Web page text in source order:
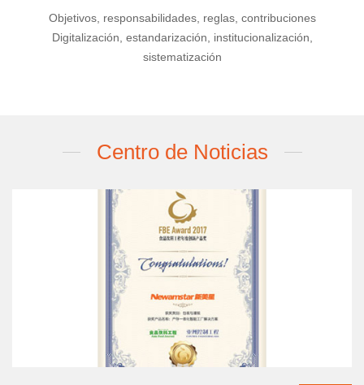
Objetivos, responsabilidades, reglas, contribuciones
Digitalización, estandarización, institucionalización,
sistematización
Centro de Noticias